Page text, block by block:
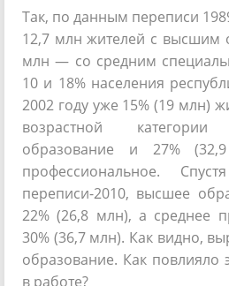
Так, по данным переписи
12,7 млн жителей с высшим
млн — со средним
10 и 18% населения
2002 году уже 15% (19 млн)
возрастной
образование и 27%
профессиональное.
переписи-2010, высшее
22% (26,8 млн), а среднее
30% (36,7 млн). Как видно,
образование. Как повлияло
в работе?